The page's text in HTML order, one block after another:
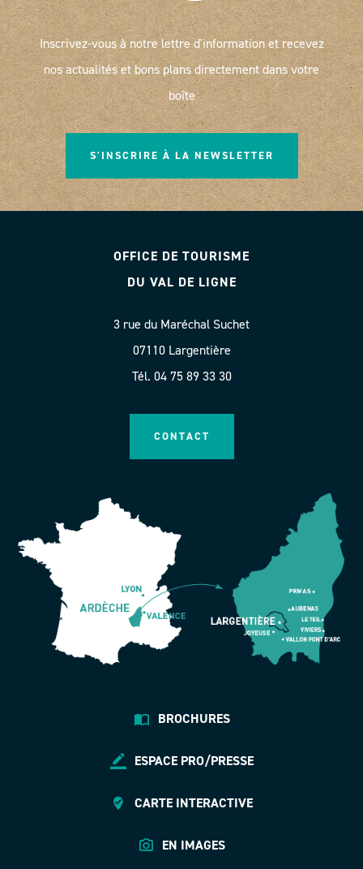
Inscrivez-vous à notre lettre d'information et recevez
nos actualités et bons plans directement dans votre
boîte
S'INSCRIRE À LA NEWSLETTER
OFFICE DE TOURISME
DU VAL DE LIGNE
3 rue du Maréchal Suchet
07110 Largentière
Tél. 04 75 89 33 30
CONTACT
BROCHURES
ESPACE PRO/PRESSE
CARTE INTERACTIVE
EN IMAGES